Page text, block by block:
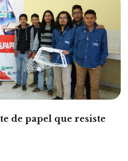
de papel que resiste